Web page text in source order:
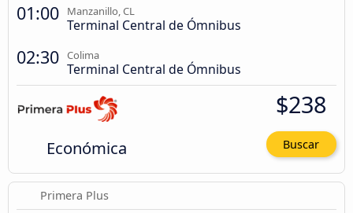
01:00 Manzanillo, CL
Terminal Central de Ómnibus
02:30 Colima
Terminal Central de Ómnibus
Económica
$238
Buscar
Primera Plus